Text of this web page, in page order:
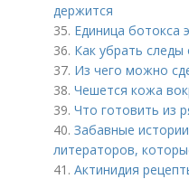
держится
35. Единица ботокса
36. Как убрать
37. Из чего можно
38. Чешется кожа
39. Что готовить из
40. Забавные
литераторов,
41. Актинидия